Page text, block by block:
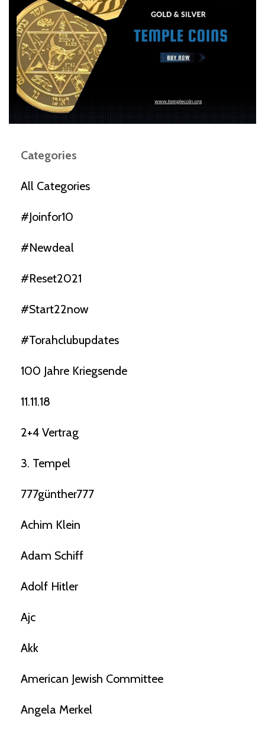
Categories
All Categories
#joinfor10
#newdeal
#reset2021
#start22now
#torahclubupdates
100 Jahre Kriegsende
11.11.18
2+4 Vertrag
3. Tempel
777günther777
Achim Klein
Adam Schiff
Adolf Hitler
Ajc
Akk
American Jewish Committee
Angela Merkel